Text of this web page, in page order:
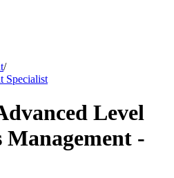
/
Specialist
Level
Management -